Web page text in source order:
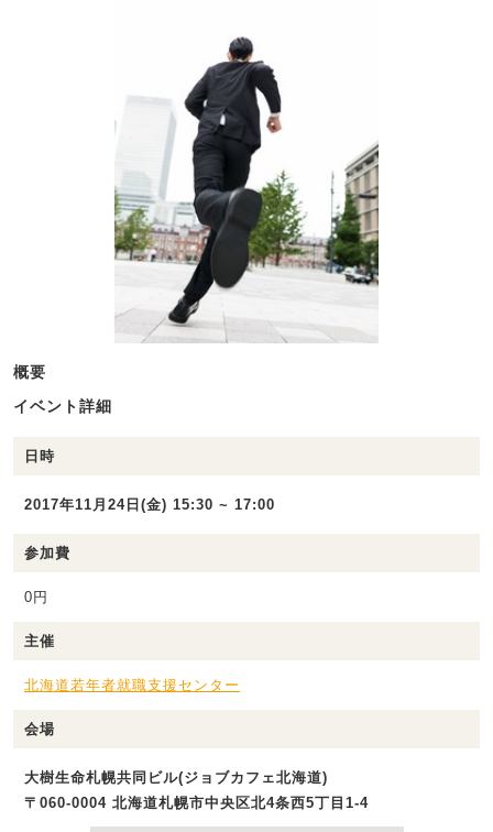
概要
イベント詳細
日時
2017年11月24日(金) 15:30 ~ 17:00
参加費
0円
主催
北海道若年者就職支援センター
会場
大樹生命札幌共同ビル(ジョブカフェ北海道)
〒060-0004 北海道札幌市中央区北4条西5丁目1-4